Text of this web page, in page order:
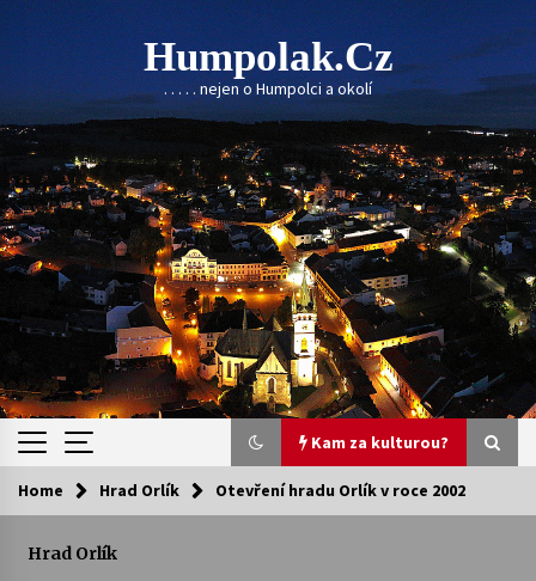
Skip
to
content
Humpolak.cz
. . . . . nejen o Humpolci a okolí
Kam za kulturou?
Kam za kulturou?
Home Hrad Orlík Otevření hradu Orlík v roce 2002
Hrad Orlík